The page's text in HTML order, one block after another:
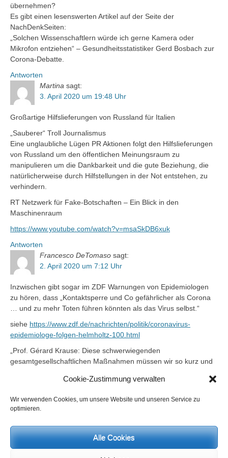
Cookie-Zustimmung verwalten
Wir verwenden Cookies, um unsere Website und unseren Service zu
optimieren.
Alle Cookies
übernehmen?
Es gibt einen lesenswerten Artikel auf der Seite der
NachDenkSeiten:
„Solchen Wissenschaftlern würde ich gerne Kamera oder
Mikrofon entziehen“ – Gesundheitsstatistiker Gerd Bosbach zur
Corona-Debatte.
Antworten
Martina sagt:
3. April 2020 um 19:48 Uhr
Großartige Hilfslieferungen von Russland für Italien
„Sauberer“ Troll Journalismus
Eine unglaubliche Lügen PR Aktionen folgt den Hilfslieferungen
von Russland um den öffentlichen Meinungsraum zu
manipulieren um die Dankbarkeit und die gute Beziehung, die
natürlicherweise durch Hilfstellungen in der Not entstehen, zu
verhindern.
RT Netzwerk für Fake-Botschaften – Ein Blick in den
Maschinenraum
https://www.youtube.com/watch?v=msaSkDB6xuk
Antworten
Francesco DeTomaso sagt:
2. April 2020 um 7:12 Uhr
Inzwischen gibt sogar im ZDF Warnungen von Epidemiologen
zu hören, dass „Kontaktsperre und Co gefährlicher als Corona
… und zu mehr Toten führen könnten als das Virus selbst.“
siehe https://www.zdf.de/nachrichten/politik/coronavirus-
epidemiologe-folgen-helmholtz-100.html
„Prof. Gérard Krause: Diese schwerwiegenden
gesamtgesellschaftlichen Maßnahmen müssen wir so kurz und
möglicherweise mehr Krankheits- und Todesfälle erzeugen als
…
aber sie finden trotzdem statt und sie können möglicherweise
schwerwiegender sein als die Folgen der Infektionen selbst.
…